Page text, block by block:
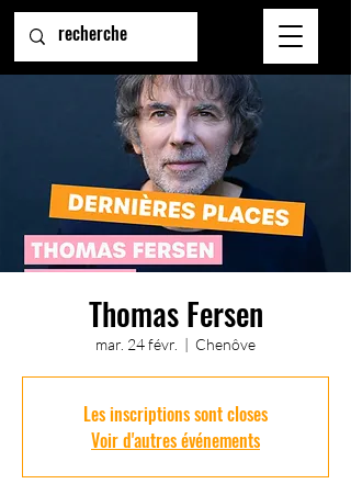
Thomas Fersen
mar. 24 févr.
  |
Chenôve
Les inscriptions sont closes
Voir d'autres événements